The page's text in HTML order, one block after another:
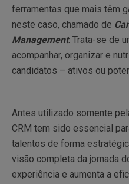
ferramentas que mais têm
neste caso, chamado de
Management. Trata-se de
acompanhar, organizar e
candidatos – ativos ou
Antes utilizado somente
CRM tem sido essencial
talentos de forma
visão completa da jornada
experiência e aumenta a